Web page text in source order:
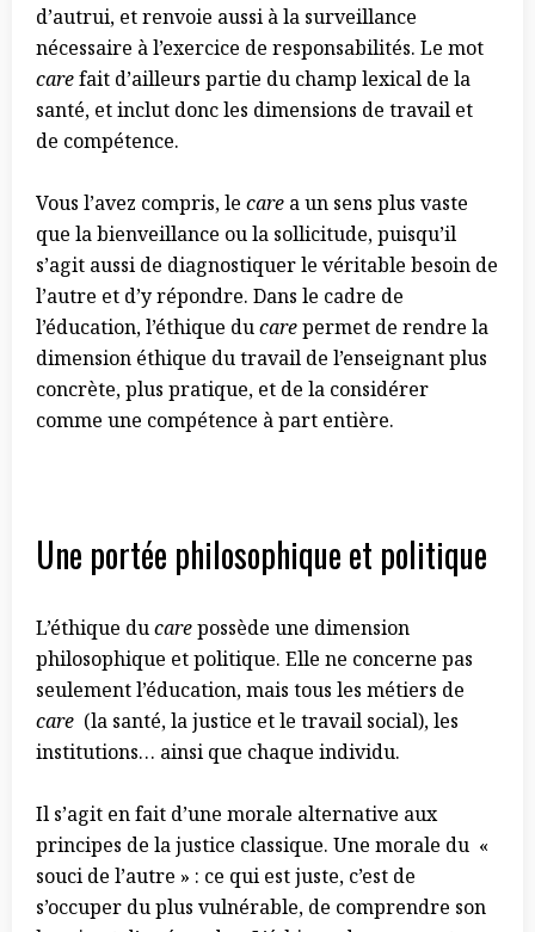
d’autrui, et renvoie aussi à la surveillance
nécessaire à l’exercice de responsabilités. Le mot
carefait d’ailleurs partie du champ lexical de la
santé, et inclut donc les dimensions de travail et
de compétence.
Vous l’avez compris, le care a un sens plus vaste
que la bienveillance ou la sollicitude, puisqu’il
s’agit aussi de diagnostiquer le véritable besoin de
l’autre et d’y répondre. Dans le cadre de
l’éducation, l’éthique ducarepermet de rendre la
dimension éthique du travail de l’enseignant plus
concrète, plus pratique, et de la considérer
comme une compétence à part entière.
Une portée philosophique et politique
L’éthique ducarepossède une dimension
philosophique et politique. Elle ne concerne pas
seulement l’éducation, mais tous les métiers de
care (la santé, la justice et le travail social), les
institutions… ainsi que chaque individu.
Il s’agit en fait d’une morale alternative aux
principes de la justice classique. Une morale du «
souci de l’autre » : ce qui est juste, c’est de
s’occuper du plus vulnérable, de comprendre son